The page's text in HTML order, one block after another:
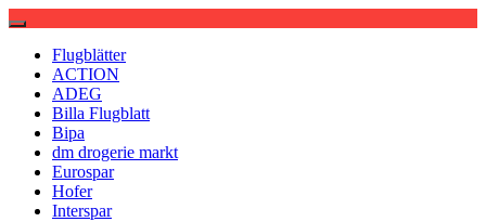
Flugblätter
ACTION
ADEG
Billa Flugblatt
Bipa
dm drogerie markt
Eurospar
Hofer
Interspar